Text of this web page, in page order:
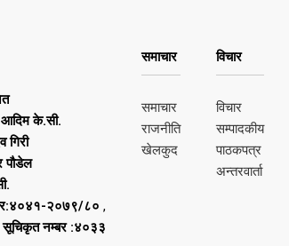
के.सी.
गिरी
पौडेल
२०७९/८० ,
सूचिकृत नम्बर :४०३३
समाचार
समाचार
राजनीति
खेलकुद
विचार
विचार
सम्पादकीय
पाठकपत्र
अन्तरवार्ता